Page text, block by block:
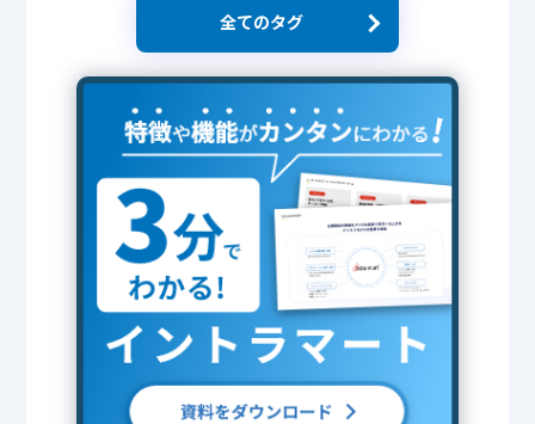
全てのタグ